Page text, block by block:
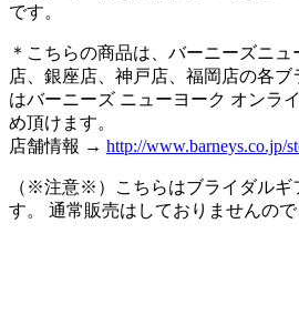
です。
＊こちらの商品は、バーニーズニ
店、銀座店、神戸店、福岡店の各
はバーニーズ ニューヨーク オンラ
め頂けます。
店舗情報 → http://www.barneys.co.jp/
（※注意※）こちらはブライダルギ
す。 通常販売はしておりませんので